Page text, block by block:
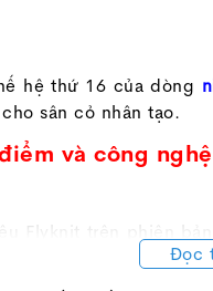
hệ thứ 16 của dòng
sân cỏ nhân tạo.
và công
Flyknit trên phiên
Đọc